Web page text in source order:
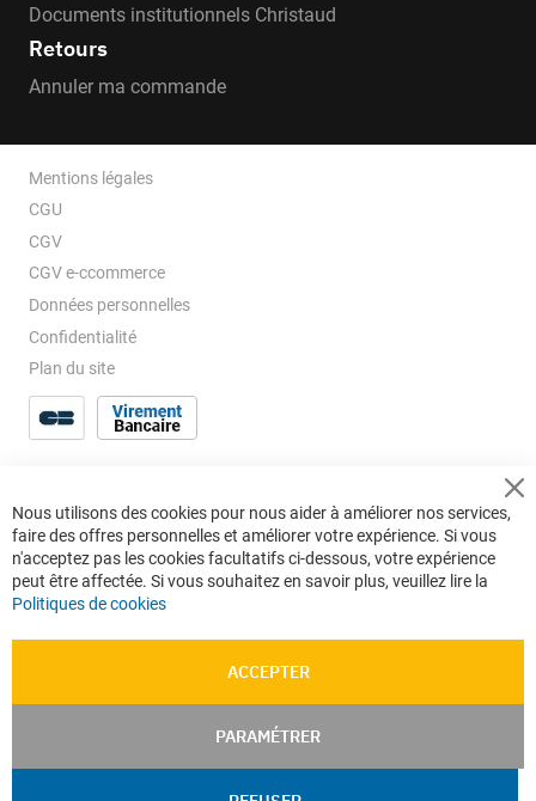
Documents institutionnels Christaud
Retours
Annuler ma commande
Mentions légales
CGU
CGV
CGV e-ccommerce
Données personnelles
Confidentialité
Plan du site
Nous utilisons des cookies pour nous aider à améliorer nos services,
faire des offres personnelles et améliorer votre expérience. Si vous
n'acceptez pas les cookies facultatifs ci-dessous, votre expérience
peut être affectée. Si vous souhaitez en savoir plus, veuillez lire la
Politiques de cookies
ACCEPTER
PARAMÉTRER